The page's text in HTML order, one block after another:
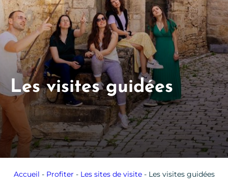
Les visites guidées
Accueil - Profiter - Les sites de visite- Les visites guidées